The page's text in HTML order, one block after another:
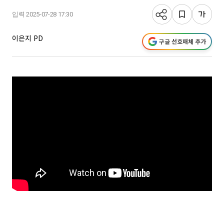
입력 2025-07-28 17:30
이은지 PD 구글 선호매체 추가